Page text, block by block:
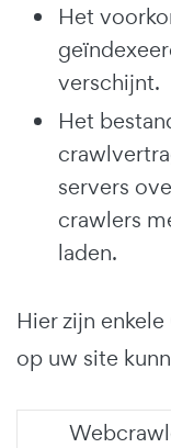
Het
verschijnt.
Het
servers
crawlers
laden.
Hier zijn
op uw site